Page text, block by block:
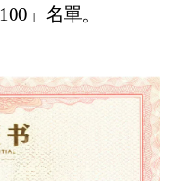
」名單。